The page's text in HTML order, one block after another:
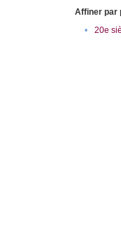
Affiner par
•
20e